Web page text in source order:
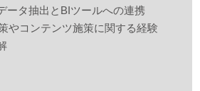
ータ抽出とBIツールへの連携
やコンテンツ施策に関する経験